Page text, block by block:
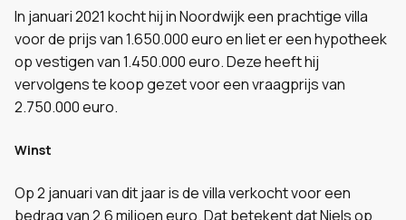
In januari 2021 kocht hij in Noordwijk een prachtige villa
voor de prijs van 1.650.000 euro en liet er een hypotheek
op vestigen van 1.450.000 euro. Deze heeft hij
vervolgens te koop gezet voor een vraagprijs van
2.750.000 euro.
Winst
Op 2 januari van dit jaar is de villa verkocht voor een
bedrag van 2,6 miljoen euro. Dat betekent dat Niels op